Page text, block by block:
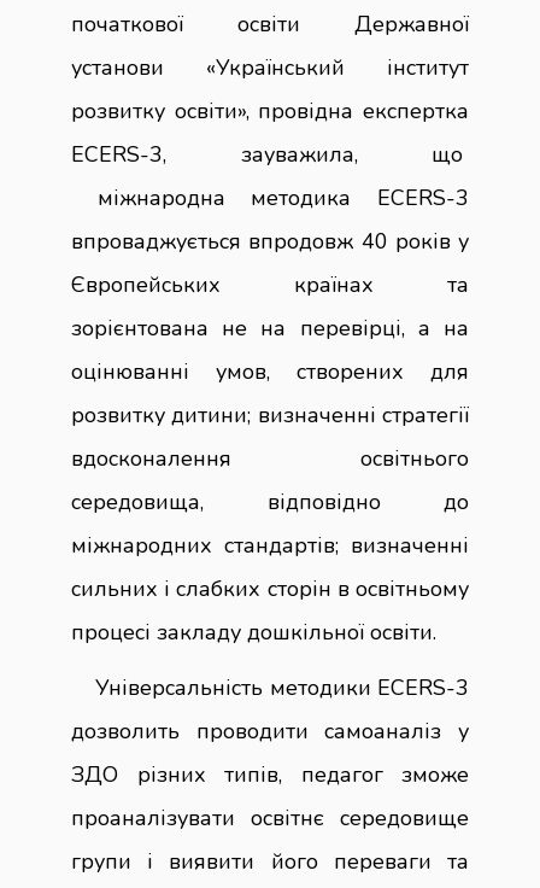
початкової освіти Державної
установи «Український інститут
розвитку освіти», провідна експертка
ECERS-3, зауважила, що
міжнародна методика ECERS-3
впроваджується впродовж 40 років у
Європейських країнах та
зорієнтована не на перевірці, а на
оцінюванні умов, створених для
розвитку дитини; визначенні стратегії
вдосконалення освітнього
середовища, відповідно до
міжнародних стандартів; визначенні
сильних і слабких сторін в освітньому
процесі закладу дошкільної освіти.
Універсальність методики ECERS-3
дозволить проводити самоаналіз у
ЗДО різних типів, педагог зможе
проаналізувати освітнє середовище
групи і виявити його переваги та